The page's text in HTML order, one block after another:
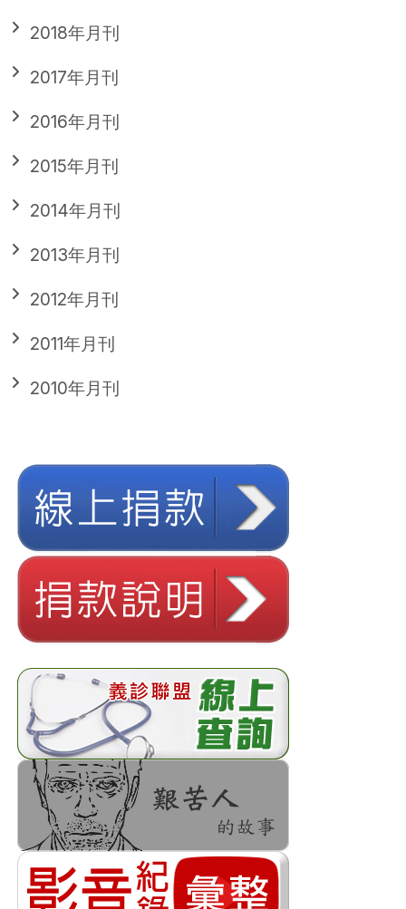
2018年月刊
2017年月刊
2016年月刊
2015年月刊
2014年月刊
2013年月刊
2012年月刊
2011年月刊
2010年月刊